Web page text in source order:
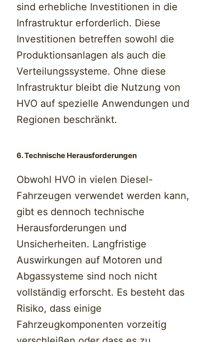
sind erhebliche Investitionen in die
Infrastruktur erforderlich. Diese
Investitionen betreffen sowohl die
Produktionsanlagen als auch die
Verteilungssysteme. Ohne diese
Infrastruktur bleibt die Nutzung von
HVO auf spezielle Anwendungen und
Regionen beschränkt.
6. Technische Herausforderungen
Obwohl HVO in vielen Diesel-
Fahrzeugen verwendet werden kann,
gibt es dennoch technische
Herausforderungen und
Unsicherheiten. Langfristige
Auswirkungen auf Motoren und
Abgassysteme sind noch nicht
vollständig erforscht. Es besteht das
Risiko, dass einige
Fahrzeugkomponenten vorzeitig